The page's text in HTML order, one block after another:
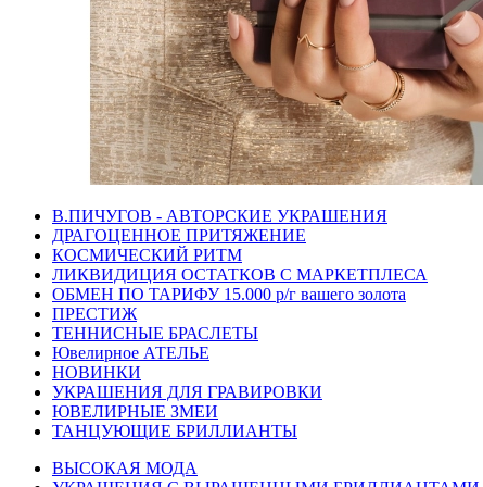
В.ПИЧУГОВ - АВТОРСКИЕ УКРАШЕНИЯ
ДРАГОЦЕННОЕ ПРИТЯЖЕНИЕ
КОСМИЧЕСКИЙ РИТМ
ЛИКВИДИЦИЯ ОСТАТКОВ С МАРКЕТПЛЕСА
ОБМЕН ПО ТАРИФУ 15.000 р/г вашего золота
ПРЕСТИЖ
ТЕННИСНЫЕ БРАСЛЕТЫ
Ювелирное АТЕЛЬЕ
НОВИНКИ
УКРАШЕНИЯ ДЛЯ ГРАВИРОВКИ
ЮВЕЛИРНЫЕ ЗМЕИ
ТАНЦУЮЩИЕ БРИЛЛИАНТЫ
ВЫСОКАЯ МОДА